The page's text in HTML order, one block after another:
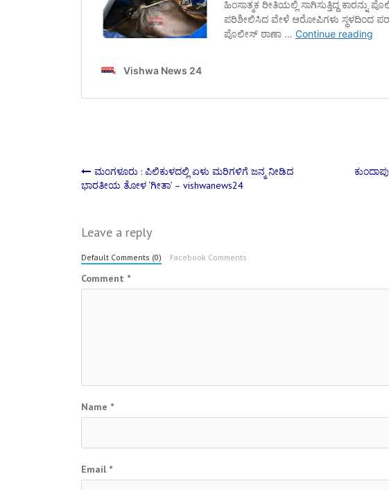
Post
ಮಂಗಳೂರು : ಪಿಲಿಕುಳದಲ್ಲಿ ಏಳು ಮರಿಗಳಿಗೆ ಜನ್ಮ ನೀಡಿದ
ಭಾರತೀಯ ತೋಳ ‘ಗೀತಾ’ – vishwanews24
Leave a reply
Default Comments (0) Facebook Comments
Comment *
Name *
Email *